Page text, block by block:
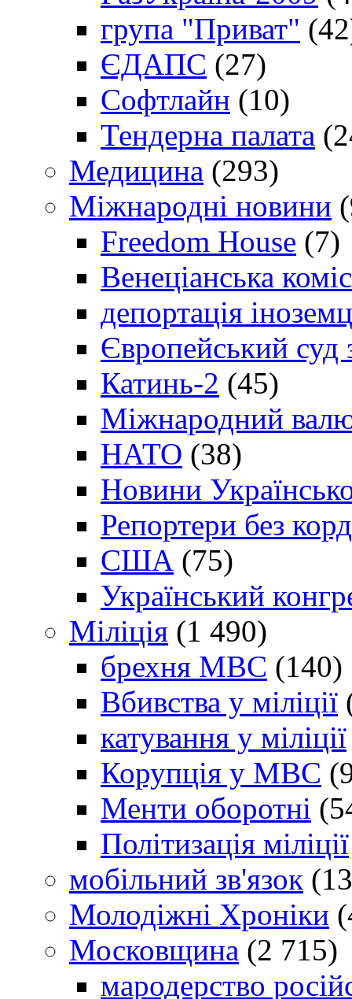
група "Приват"
ЄДАПС (27)
Софтлайн (10)
Тендерна палата
Медицина (293)
Міжнародні новини
Freedom House (7)
Венеціанська
депортація
Європейський
Катинь-2 (45)
Міжнародний
НАТО (38)
Новини
Репортери без
США (75)
Український
Міліція (1 490)
брехня МВС (140)
Вбивства у міліції
катування у міліції
Корупція у МВС
Менти оборотні
Політизація міліції
мобільний зв'язок
Молодіжні Хроніки
Московщина (2 715)
мародерство